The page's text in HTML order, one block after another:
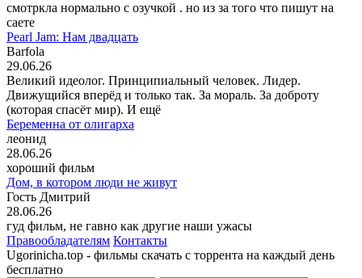
смотркла нормально с озучкой . но из за того что пишут на
саете
Pearl Jam: Нам двадцать
Barfola
29.06.26
Великий идеолог. Принципиальный человек. Лидер.
Движущийся вперёд и только так. За мораль. За доброту
(которая спасёт мир). И ещё
Беременна от олигарха
леонид
28.06.26
хороший фильм
Дом, в котором люди не живут
Гость Дмитрий
28.06.26
гуд фильм, не гавно как другие наши ужасы
Правообладателям Контакты
Ugorinicha.top - фильмы скачать с торрента на каждый день
бесплатно